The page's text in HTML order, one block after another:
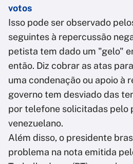
votos
Isso pode ser observado
seguintes à repercussão
petista tem dado um "gelo"
então. Diz cobrar as atas
uma condenação ou apoio à
governo tem desviado das
por telefone solicitadas pelo
venezuelano.
Além disso, o presidente
problema na nota emitida